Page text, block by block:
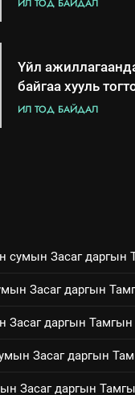
ИЛ ТОД БАЙДАЛ
Үйл
байгаа хууль
ИЛ ТОД БАЙДАЛ
технологийн хүн,
үзүүлэх буюу
мэдээлэл
долоо хоног-2025
НЭЭЛТТЭЙ ЗАСГИЙН
“БИД ИРГЭДЭЭ
сумын Засаг даргын
Засаг даргын
Засаг даргын Тамгын
Засаг даргын
Засаг даргын